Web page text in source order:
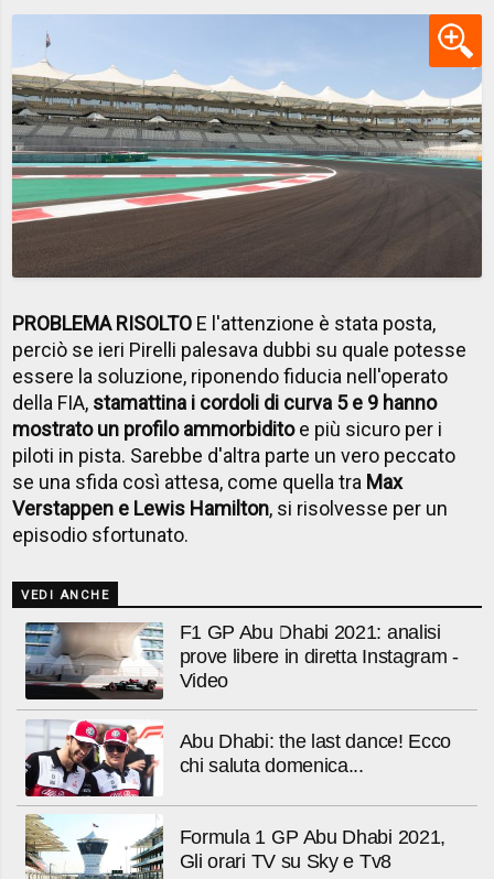
PROBLEMA RISOLTO E l'attenzione è stata posta,
perciò se ieri Pirelli palesava dubbi su quale potesse
essere la soluzione, riponendo fiducia nell'operato
della FIA, stamattina i cordoli di curva 5 e 9 hanno
mostrato un profilo ammorbiditoe più sicuro per i
piloti in pista. Sarebbe d'altra parte un vero peccato
se una sfida così attesa, come quella tra Max
Verstappen e Lewis Hamilton, si risolvesse per un
episodio sfortunato.
VEDI ANCHE
F1 GP Abu Dhabi 2021: analisi
prove libere in diretta Instagram -
Video
Abu Dhabi: the last dance! Ecco
chi saluta domenica...
Formula 1 GP Abu Dhabi 2021,
Gli orari TV su Sky e Tv8